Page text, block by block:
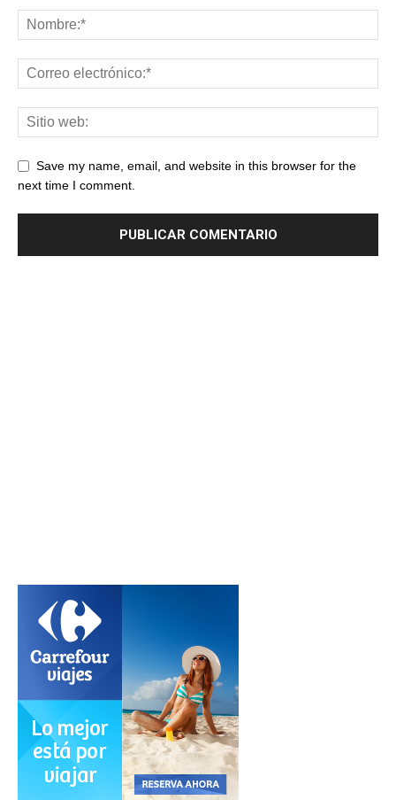
Save my name, email, and website in this browser for the
next time I comment.